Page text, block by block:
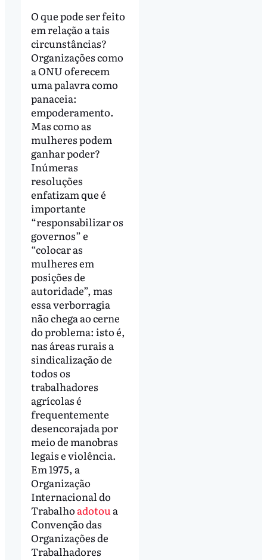
O que pode ser feito
em relação a tais
circunstâncias?
Organizações como
a ONU oferecem
uma palavra como
panaceia:
empoderamento.
Mas como as
mulheres podem
ganhar poder?
Inúmeras
resoluções
enfatizam que é
importante
“responsabilizar os
governos” e
“colocar as
mulheres em
posições de
autoridade”, mas
essa verborragia
não chega ao cerne
do problema: isto é,
nas áreas rurais a
sindicalização de
todos os
trabalhadores
agrícolas é
frequentemente
desencorajada por
meio de manobras
legais e violência.
Em 1975, a
Organização
Internacional do
Trabalho adotou a
Convenção das
Organizações de
Trabalhadores